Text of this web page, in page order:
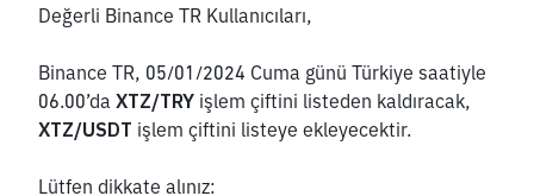
Değerli Binance TR Kullanıcıları,
Binance TR, 05/01/2024 Cuma günü Türkiye saatiyle
06.00’da XTZ/TRY
XTZ/USDT işlem çiftini listeye ekleyecektir.
Lütfen dikkate alınız: